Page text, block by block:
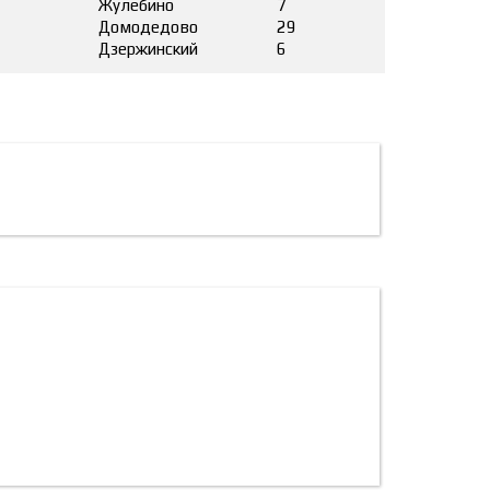
Жулебино
Домодедово
Дзержинский
7
29
6